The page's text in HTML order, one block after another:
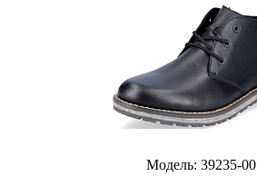
Модель: 39235-00